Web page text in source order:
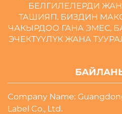
БЕЛГИЛЕЛЕРДИ
ТАШИЯП. БИЗДИН
ЧАКЫРДОО ГАНА ЭМЕС,
ЭЧЕКТҮҮЛҮК ЖАНА
Company Name:
Label Co., Ltd.